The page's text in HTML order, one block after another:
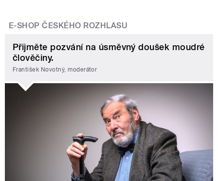
E-SHOP ČESKÉHO ROZHLASU
Přijměte pozvání na úsměvný doušek moudré
člověčiny.
František Novotný, moderátor